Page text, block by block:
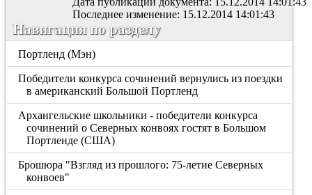
Последнее изменение: 15.12.2014 14:01:43
Навигация по разделу
Портленд (Мэн)
Победители конкурса сочинений вернулись из поездки
в американский Большой Портленд
Архангельские школьники - победители конкурса
сочинений о Северных конвоях гостят в Большом
Портленде (США)
Брошюра "Взгляд из прошлого: 75-летие Северных
конвоев"